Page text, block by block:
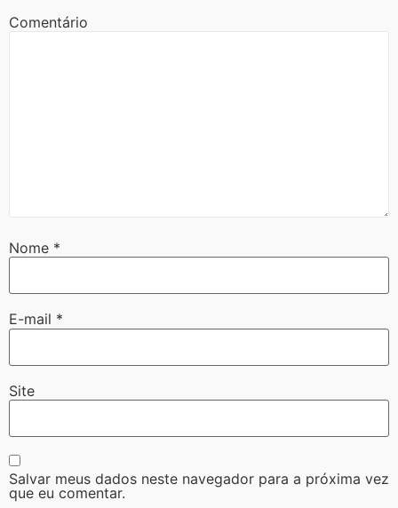
Comentário
Nome *
E-mail *
Site
Salvar meus dados neste navegador para a próxima vez
que eu comentar.